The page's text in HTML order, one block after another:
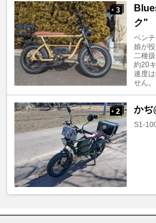
+ 3
ク"
ベン
娘が
二種
約20
速度
せん
+ 2 かぢ
S1-